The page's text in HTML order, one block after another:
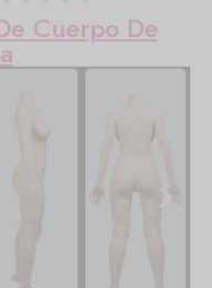
Cuerpo De